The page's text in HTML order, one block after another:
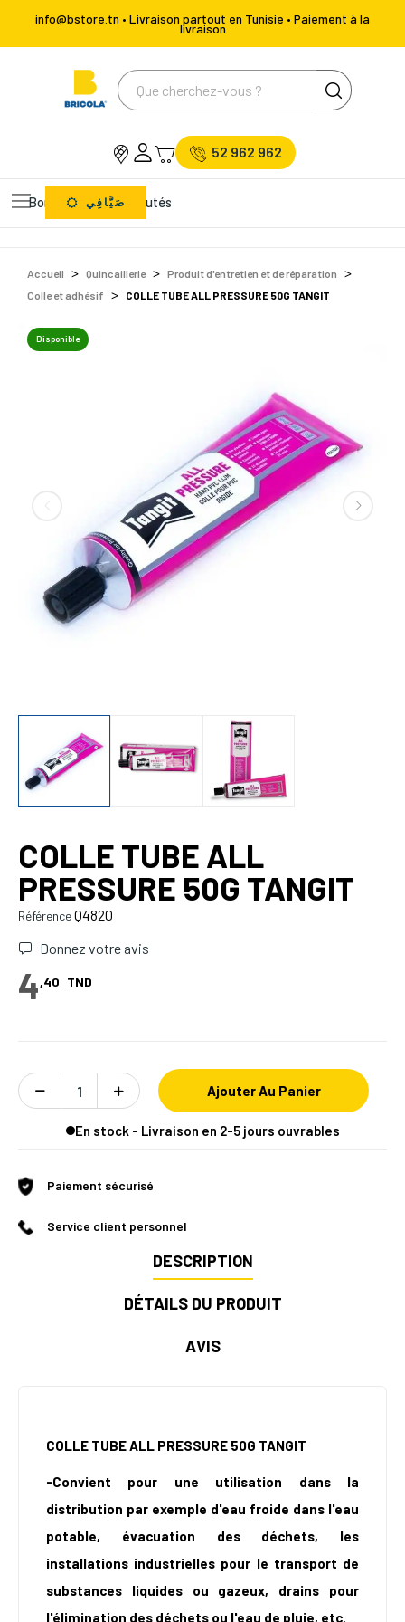
info@bstore.tn • Livraison partout en Tunisie • Paiement à la
livraison
52 962 962
Bons Plans Nouveautés
صَيَّافِي
Accueil Quincaillerie
Produit d'entretien et de réparation
Colle et adhésif
COLLE TUBE ALL PRESSURE 50G TANGIT
Disponible
COLLE TUBE ALL
PRESSURE 50G TANGIT
RéférenceQ4820
Donnez votre avis
4,40 TND
Ajouter Au Panier
En stock - Livraison en 2-5 jours ouvrables
Paiement sécurisé
Service client personnel
DESCRIPTION
DÉTAILS DU PRODUIT
AVIS
COLLE TUBE ALL PRESSURE 50G TANGIT
-Convient pour une utilisation dans la
distribution par exemple d'eau froide dans l'eau
potable, évacuation des déchets, les
installations industrielles pour le transport de
substances liquides ou gazeux, drains pour
l'élimination des déchets ou l'eau de pluie, etc.